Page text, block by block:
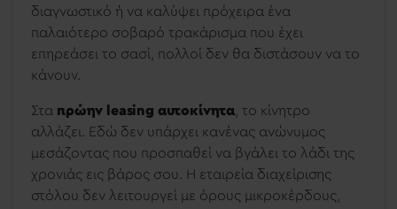
διαγνωστικό ή να καλύψει πρόχειρα ένα
παλαιότερο σοβαρό τρακάρισμα που έχει
επηρεάσει το σασί, πολλοί δεν θα διστάσουν να το
κάνουν.
Στα πρώην leasing αυτοκίνητα, το κίνητρο
αλλάζει. Εδώ δεν υπάρχει κανένας ανώνυμος
μεσάζοντας που προσπαθεί να βγάλει το λάδι της
χρονιάς εις βάρος σου. Η εταιρεία διαχείρισης
στόλου δεν λειτουργεί με όρους μικροκέρδους,